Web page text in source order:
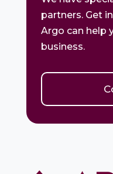
partners. Get
Argo can help
business.